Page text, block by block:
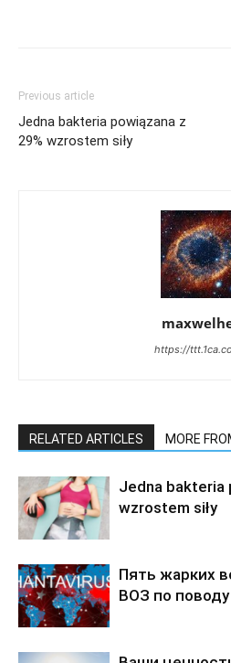
Previous article
Jedna bakteria powiązana z
29% wzrostem siły
https://
RELATED ARTICLES MORE
Jedna bakteria
wzrostem siły
Пять жарких
ВОЗ по